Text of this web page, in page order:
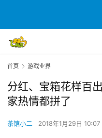
首页 游戏业界
分红、宝箱花样百
家热情都拼了
茶馆小二 2018年1月29日 10:07